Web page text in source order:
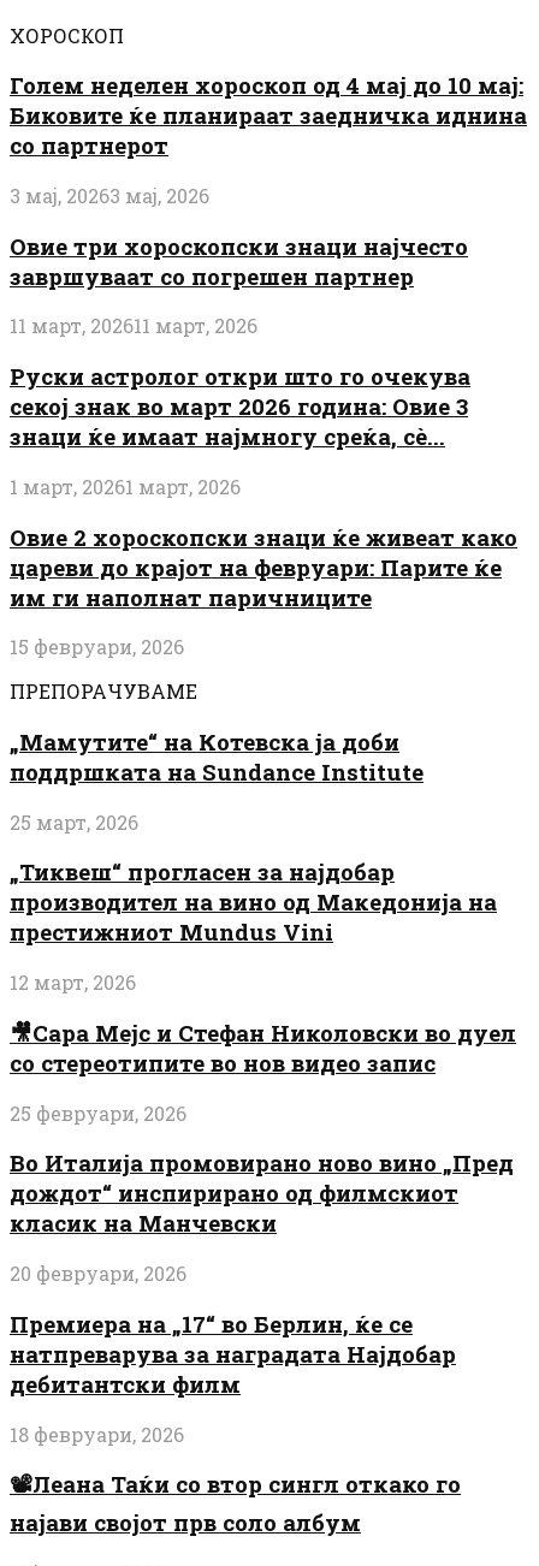
ХОРОСКОП
Голем неделен хороскоп од 4 мај до 10 мај:
Биковите ќе планираат заедничка иднина
со партнерот
3 мај, 20263 мај, 2026
Овие три хороскопски знаци најчесто
завршуваат со погрешен партнер
11 март, 202611 март, 2026
Руски астролог откри што го очекува
секој знак во март 2026 година: Овие 3
знаци ќе имаат најмногу среќа, сè...
1 март, 20261 март, 2026
Овие 2 хороскопски знаци ќе живеат како
цареви до крајот на февруари: Парите ќе
им ги наполнат паричниците
15 февруари, 2026
ПРЕПОРАЧУВАМЕ
„Мамутите“ на Котевска ја доби
поддршката на Sundance Institute
25 март, 2026
„Тиквеш“ прогласен за најдобар
производител на вино од Македонија на
престижниот Mundus Vini
12 март, 2026
🎥Сара Мејс и Стефан Николовски во дуел
со стереотипите во нов видео запис
25 февруари, 2026
Во Италија промовирано ново вино „Пред
дождот“ инспирирано од филмскиот
класик на Манчевски
20 февруари, 2026
Премиера на „17“ во Берлин, ќе се
натпреварува за наградата Најдобар
дебитантски филм
18 февруари, 2026
📽️Леана Таќи со втор сингл откако го
најави својот прв соло албум